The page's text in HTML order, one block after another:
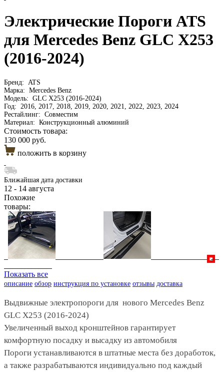
Электрические Пороги ATS
для Mercedes Benz GLC X253
(2016-2024)
Бренд:
ATS
Марка: Mercedes Benz
Модель: GLC X253 (2016-2024)
Год:
2016, 2017, 2018, 2019, 2020, 2021, 2022, 2023, 2024
Рестайлинг: Совместим
Материал: Конструкционный алюминий
Стоимость товара:
130 000 руб.
положить в корзину
Ближайшая дата доставки
12 - 14 августа
Похожие
товары:
Показать все
описание обзор инструкция по установке отзывы доставка
Выдвижные электропороги для нового Mercedes Benz
GLC X253 (2016-2024)
Увеличенный выход кронштейнов гарантирует
комфортную посадку и высадку из автомобиля
Пороги устанавливаются в штатные места без доработок,
а также разрабатываются индивидуально под каждый